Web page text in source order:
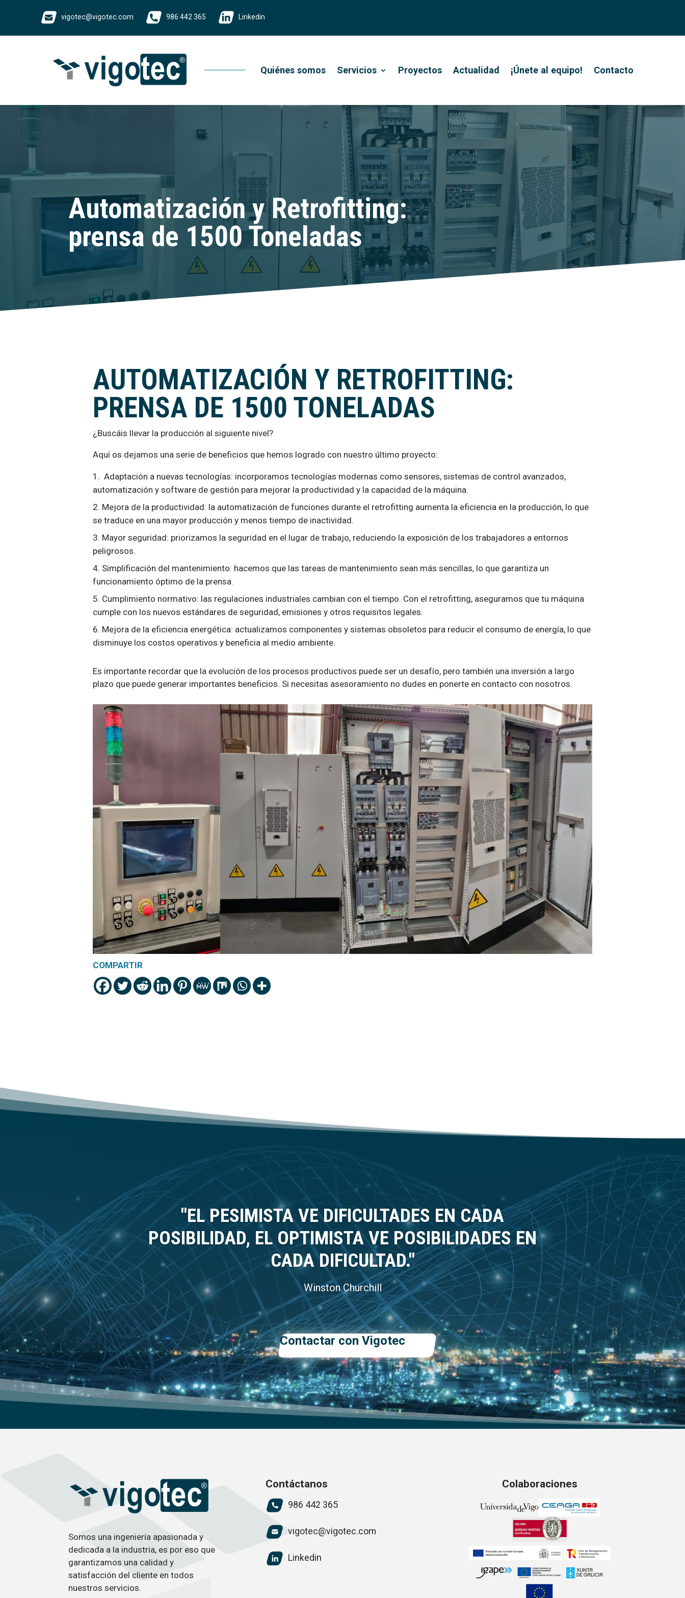
vigotec@vigotec.com 986 442 365 Linkedin
Quiénes somos Servicios Proyectos Actualidad ¡Únete al equipo! Contacto
Automatización y Retrofitting:
prensa de 1500 Toneladas
AUTOMATIZACIÓN Y RETROFITTING:
PRENSA DE 1500 TONELADAS
¿Buscáis llevar la producción al siguiente nivel?
Aquí os dejamos una serie de beneficios que hemos logrado con nuestro último proyecto:
Adaptación a nuevas tecnologías: incorporamos tecnologías modernas como sensores, sistemas de control avanzados,
automatización y software de gestión para mejorar la productividad y la capacidad de la máquina.
Mejora de la productividad: la automatización de funciones durante el retrofitting aumenta la eficiencia en la producción, lo que
se traduce en una mayor producción y menos tiempo de inactividad.
Mayor seguridad: priorizamos la seguridad en el lugar de trabajo, reduciendo la exposición de los trabajadores a entornos
peligrosos.
Simplificación del mantenimiento: hacemos que las tareas de mantenimiento sean más sencillas, lo que garantiza un
funcionamiento óptimo de la prensa.
Cumplimiento normativo: las regulaciones industriales cambian con el tiempo. Con el retrofitting, aseguramos que tu máquina
cumple con los nuevos estándares de seguridad, emisiones y otros requisitos legales.
Mejora de la eficiencia energética: actualizamos componentes y sistemas obsoletos para reducir el consumo de energía, lo que
disminuye los costos operativos y beneficia al medio ambiente.
Es importante recordar que la evolución de los procesos productivos puede ser un desafío, pero también una inversión a largo
plazo que puede generar importantes beneficios. Si necesitas asesoramiento no dudes en ponerte en contacto con nosotros.
COMPARTIR
"EL PESIMISTA VE DIFICULTADES EN CADA
POSIBILIDAD, EL OPTIMISTA VE POSIBILIDADES EN
CADA DIFICULTAD."
Winston Churchill
Contactar con Vigotec
Somos una ingeniería apasionada y
dedicada a la industria, es por eso que
garantizamos una calidad y
satisfacción del cliente en todos
nuestros servicios.
Contáctanos
986 442 365
vigotec@vigotec.com
Linkedin
Colaboraciones